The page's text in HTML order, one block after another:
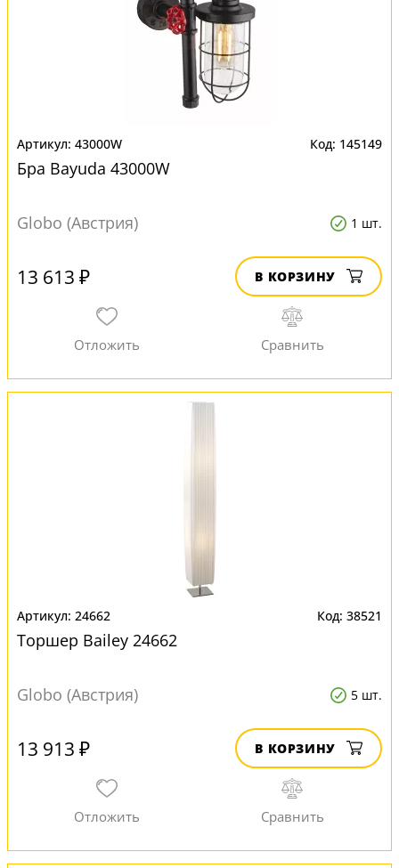
43000W 145149
Бра Bayuda 43000W
Globo (Австрия) 1 шт.
13 613 ₽ В КОРЗИНУ
24662 38521
Торшер Bailey 24662
Globo (Австрия) 5 шт.
13 913 ₽ В КОРЗИНУ